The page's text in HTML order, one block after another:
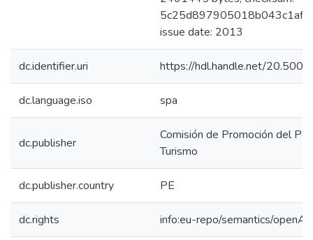
issue date: 2013
dc.identifier.uri https://hdl.handle.net/
dc.language.iso spa
dc.publisher
Comisión de Promoción del
Turismo
dc.publisher.country PE
dc.rights info:eu-repo/semantics/